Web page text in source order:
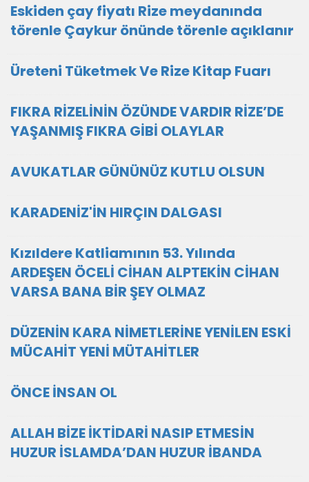
Eskiden çay fiyatı Rize meydanında
törenle Çaykur önünde törenle açıklanır
Üreteni Tüketmek Ve Rize Kitap Fuarı
FIKRA RİZELİNİN ÖZÜNDE VARDIR RİZE’DE
YAŞANMIŞ FIKRA GİBİ OLAYLAR
AVUKATLAR GÜNÜNÜZ KUTLU OLSUN
KARADENİZ'İN HIRÇIN DALGASI
Kızıldere Katliamının 53. Yılında
ARDEŞEN ÖCELİ CİHAN ALPTEKİN CİHAN
VARSA BANA BİR ŞEY OLMAZ
DÜZENİN KARA NİMETLERİNE YENİLEN ESKİ
MÜCAHİT YENİ MÜTAHİTLER
ÖNCE İNSAN OL
ALLAH BİZE İKTİDARİ NASIP ETMESİN
HUZUR İSLAMDA’DAN HUZUR İBANDA